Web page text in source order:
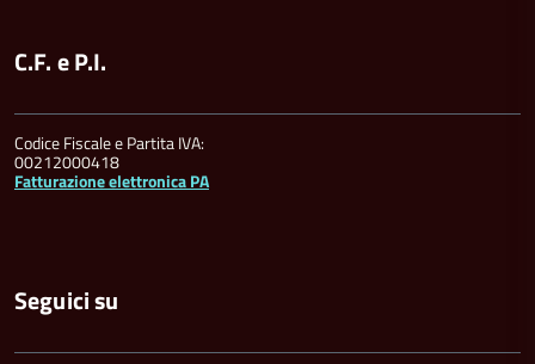
C.F. e P.I.
Codice Fiscale e Partita IVA:
00212000418
Fatturazione elettronica PA
Seguici su